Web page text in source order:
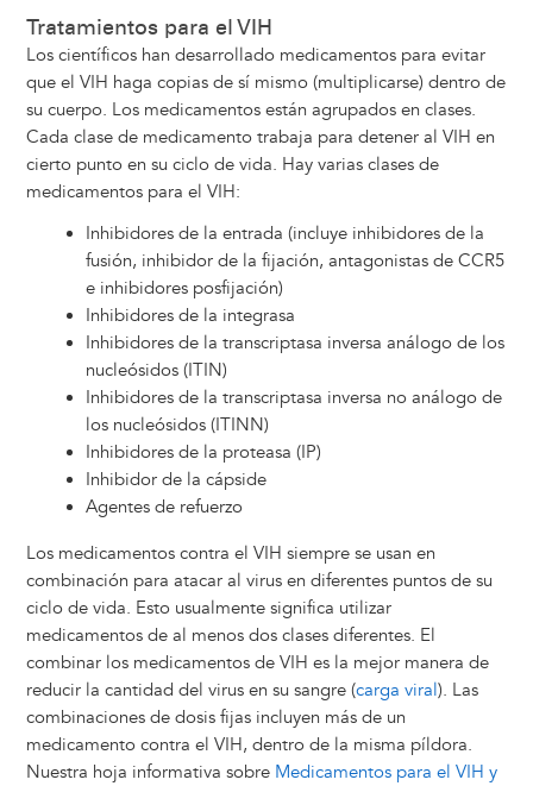
Tratamientos para el VIH
Los científicos han desarrollado medicamentos para evitar
que el VIH haga copias de sí mismo (multiplicarse) dentro de
su cuerpo. Los medicamentos están agrupados en clases.
Cada clase de medicamento trabaja para detener al VIH en
cierto punto en su ciclo de vida. Hay varias clases de
medicamentos para el VIH:
Inhibidores de la entrada (incluye inhibidores de la
fusión, inhibidor de la fijación, antagonistas de CCR5
e inhibidores posfijación)
Inhibidores de la integrasa
Inhibidores de la transcriptasa inversa análogo de los
nucleósidos (ITIN)
Inhibidores de la transcriptasa inversa no análogo de
los nucleósidos (ITINN)
Inhibidores de la proteasa (IP)
Inhibidor de la cápside
Agentes de refuerzo
Los medicamentos contra el VIH siempre se usan en
combinación para atacar al virus en diferentes puntos de su
ciclo de vida. Esto usualmente significa utilizar
medicamentos de al menos dos clases diferentes. El
combinar los medicamentos de VIH es la mejor manera de
reducir la cantidad del virus en su sangre (carga viral). Las
combinaciones de dosis fijas incluyen más de un
medicamento contra el VIH, dentro de la misma píldora.
Nuestra hoja informativa sobre Medicamentos para el VIH y